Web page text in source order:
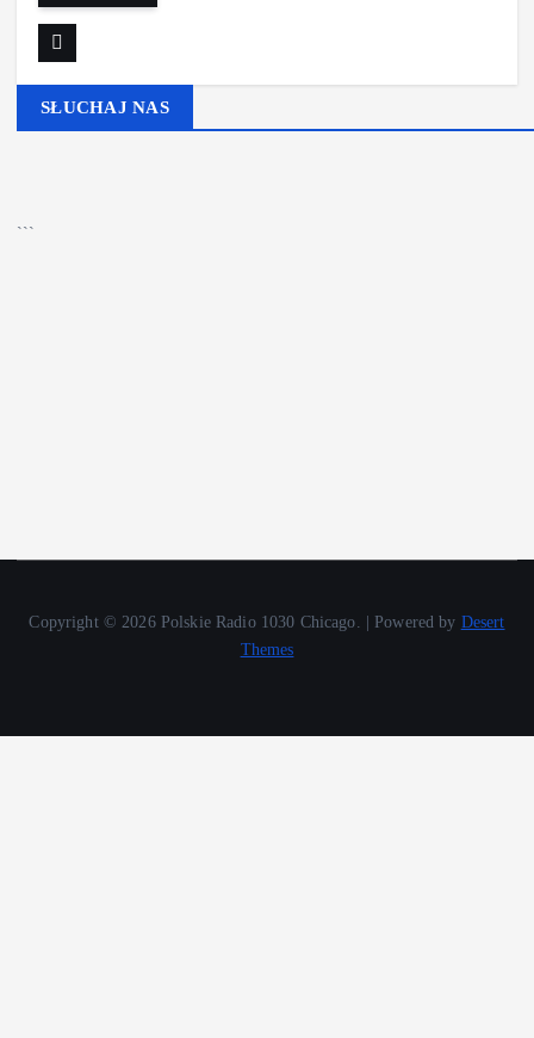
SŁUCHAJ NAS
```
Copyright © 2026 Polskie Radio 1030 Chicago. | Powered by Desert
Themes